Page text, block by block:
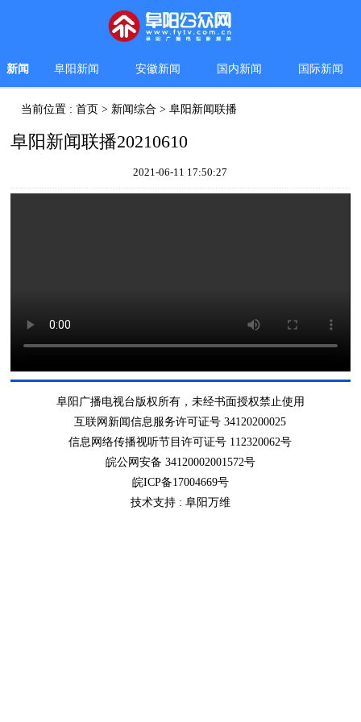
新闻 阜阳新闻 安徽新闻 国内新闻 国际新闻
当前位置 :首页 > 新闻综合 >阜阳新闻联播
阜阳新闻联播20210610
2021-06-11 17:50:27
阜阳广播电视台版权所有，未经书面授权禁止使用
互联网新闻信息服务许可证号 34120200025
信息网络传播视听节目许可证号 112320062号
皖公网安备 34120002001572号
皖ICP备17004669号
技术支持 : 阜阳万维